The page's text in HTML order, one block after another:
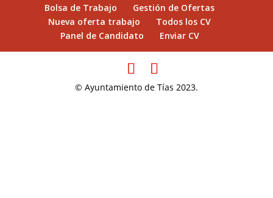
Bolsa de Trabajo
Gestión de Ofertas
Nueva oferta trabajo
Todos los CV
Panel de Candidato
Enviar CV
© Ayuntamiento de Tías 2023.